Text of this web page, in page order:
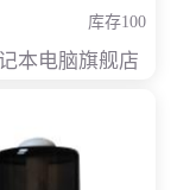
库存100
本电脑旗舰店